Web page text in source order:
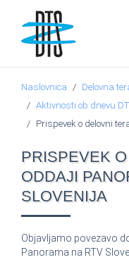
Naslovnica Delovna
Aktivnosti ob dnevu
Prispevek o delovni
PRISPEVEK
ODDAJI
SLOVENIJA
Objavljamo povezavo
Panorama na RTV